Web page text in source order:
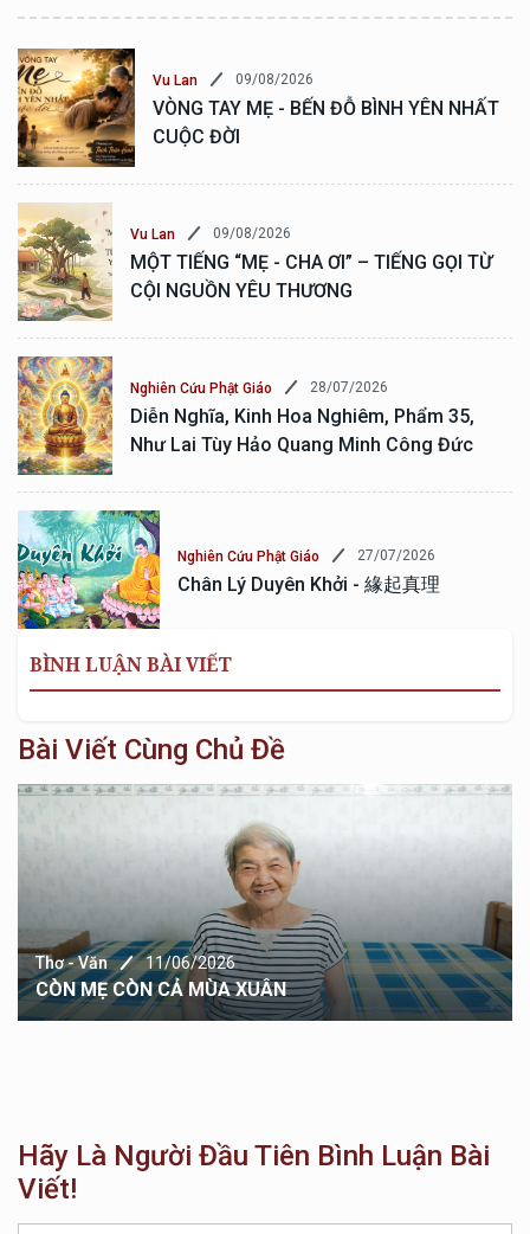
Vu Lan 09/08/2026
VÒNG TAY MẸ - BẾN ĐỖ BÌNH YÊN NHẤT
CUỘC ĐỜI
Vu Lan 09/08/2026
MỘT TIẾNG “MẸ - CHA ƠI” – TIẾNG GỌI TỪ
CỘI NGUỒN YÊU THƯƠNG
Nghiên Cứu Phật Giáo 28/07/2026
Diễn Nghĩa, Kinh Hoa Nghiêm, Phẩm 35,
Như Lai Tùy Hảo Quang Minh Công Đức
Nghiên Cứu Phật Giáo 27/07/2026
Chân Lý Duyên Khởi - 緣起真理
BÌNH LUẬN BÀI VIẾT
Bài Viết Cùng Chủ Đề
Thơ - Văn 11/06/2026
CÒN MẸ CÒN CẢ MÙA XUÂN
Hãy Là Người Đầu Tiên Bình Luận Bài
Viết!